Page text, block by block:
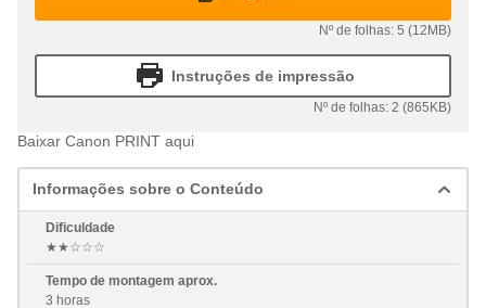
Nº de folhas: 5 (12MB)
Instruções de impressão
Nº de folhas: 2 (865KB)
Baixar Canon PRINT aqui
Informações sobre o Conteúdo
Dificuldade
★★☆☆☆
Tempo de montagem aprox.
3 horas